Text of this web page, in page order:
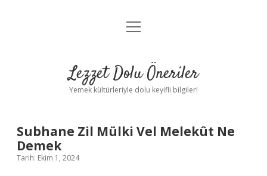
Anasayfa
Yasal Uyarı
menüyü
Lezzet Dolu Öneriler
Yemek kültürleriyle dolu keyifli bilgiler!
Subhane Zil Mülki Vel Melekût Ne
Demek
Tarih: Ekim 1, 2024